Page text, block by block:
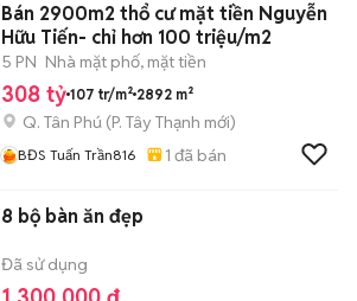
Bán 2900m2 thổ cư mặt tiền Nguyễn
Hữu Tiến- chỉ hơn 100 triệu/m2
5 PN Nhà mặt phố, mặt tiền
308 tỷ 107 tr/m² 2892 m²
Q. Tân Phú (P. Tây Thạnh mới)
BĐS Tuấn Trần816 1 đã bán
8 bộ bàn ăn đẹp
Đã sử dụng